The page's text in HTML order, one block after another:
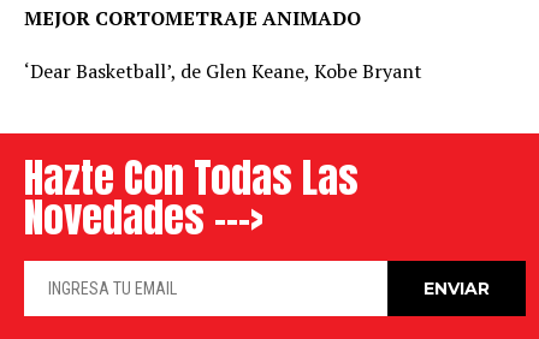
MEJOR CORTOMETRAJE ANIMADO
‘Dear Basketball’, de Glen Keane, Kobe Bryant
Hazte Con Todas Las
Novedades --->